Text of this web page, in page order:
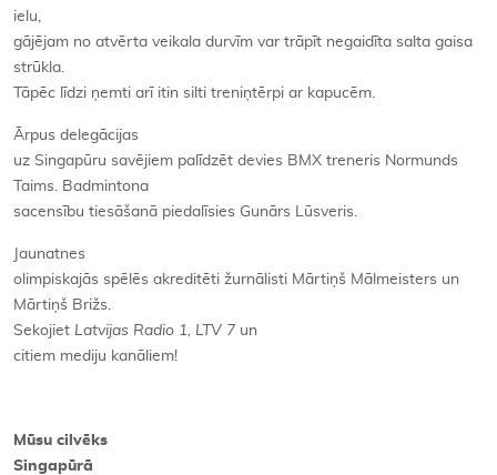
ielu,
gājējam no atvērta veikala durvīm var trāpīt negaidīta salta gaisa
strūkla.
Tāpēc līdzi ņemti arī itin silti treniņtērpi ar kapucēm.
Ārpus delegācijas
uz Singapūru savējiem palīdzēt devies BMX treneris Normunds
Taims. Badmintona
sacensību tiesāšanā piedalīsies Gunārs Lūsveris.
Jaunatnes
olimpiskajās spēlēs akreditēti žurnālisti Mārtiņš Mālmeisters un
Mārtiņš Brižs.
Sekojiet Latvijas Radio 1, LTV 7 un
citiem mediju kanāliem!
Mūsu cilvēks
Singapūrā